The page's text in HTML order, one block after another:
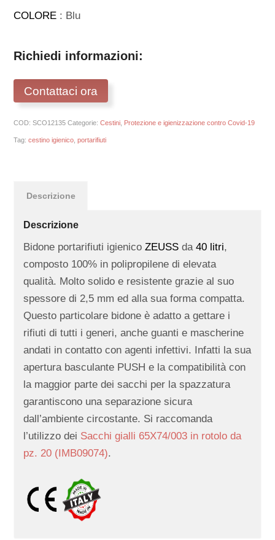
COLORE : Blu
Richiedi informazioni:
Contattaci ora
COD:SCO12135 Categorie:Cestini Protezione e igienizzazione contro Covid-19
Tag:cestino igienico ,portarifiuti
Descrizione
Descrizione
Bidone portarifiuti igienicoZEUSS da40 litri,
composto 100% in polipropilene di elevata
qualità. Molto solido e resistente grazie al suo
spessore di 2,5 mm ed alla sua forma compatta.
Questo particolare bidone è adatto a gettare i
rifiuti di tutti i generi, anche guanti e mascherine
andati in contatto con agenti infettivi. Infatti la sua
apertura basculante PUSH e la compatibilità con
la maggior parte dei sacchi per la spazzatura
garantiscono una separazione sicura
dall’ambiente circostante. Si raccomanda
l’utilizzo dei Sacchi gialli 65X74/003 in rotolo da
pz. 20 (IMB09074).